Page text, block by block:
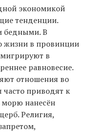
экономикой
тенденции.
бедными. В
жизни в провинции
в
равновесие.
отношения во
часто приводят к
нанесён
Религия,